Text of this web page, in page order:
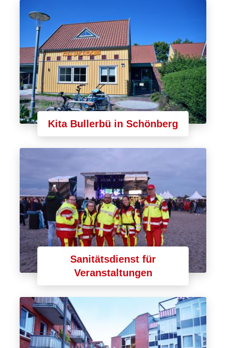
Kita Bullerbü in Schönberg
Sanitätsdienst für
Veranstaltungen